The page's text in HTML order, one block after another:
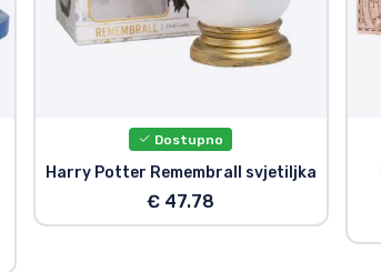
Dostupno
Harry Potter Remembrall svjetiljka
€ 47.78